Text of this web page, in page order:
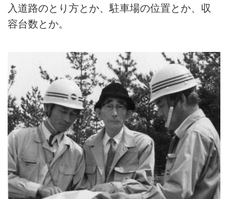
入道路のとり方とか、駐車場の位置とか、収
容台数とか。